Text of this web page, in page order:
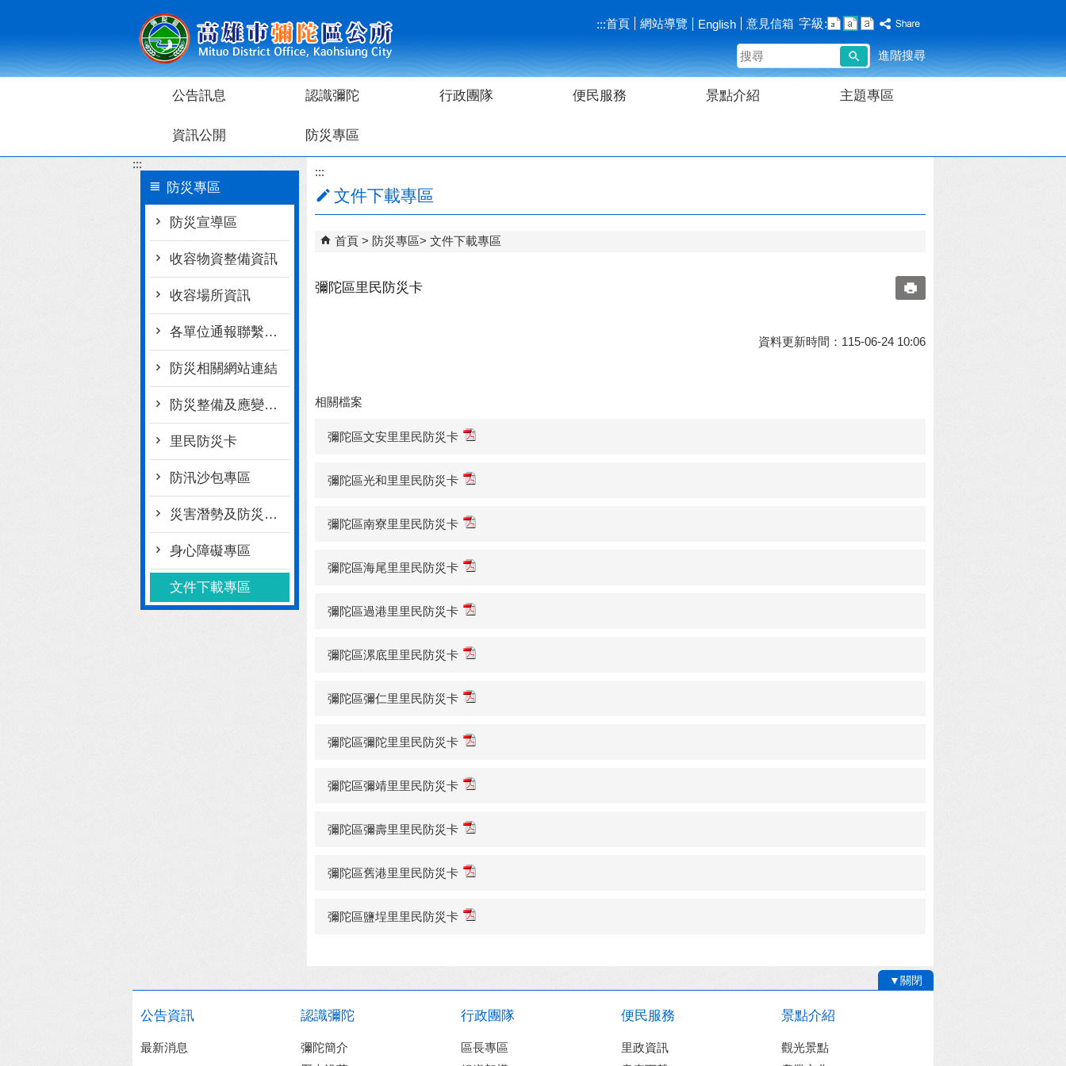
:::首頁 網站導覽 English 意見信箱 字級:
搜
尋
進階搜尋
公告訊息 認識彌陀 行政團隊 便民服務 景點介紹 主題專區
資訊公開 防災專區
:::
防災專區
防災宣導區
收容物資整備資訊
收容場所資訊
各單位通報聯繫窗口
防災相關網站連結
防災整備及應變作為
里民防災卡
防汛沙包專區
災害潛勢及防災地圖檔案
身心障礙專區
文件下載專區
:::
文件下載專區
首頁 防災專區 文件下載專區
彌陀區里民防災卡
資料更新時間：115-06-24 10:06
相關檔案
彌陀區文安里里民防災卡
彌陀區光和里里民防災卡
彌陀區南寮里里民防災卡
彌陀區海尾里里民防災卡
彌陀區過港里里民防災卡
彌陀區漯底里里民防災卡
彌陀區彌仁里里民防災卡
彌陀區彌陀里里民防災卡
彌陀區彌靖里里民防災卡
彌陀區彌壽里里民防災卡
彌陀區舊港里里民防災卡
彌陀區鹽埕里里民防災卡
▼關閉
公告資訊
最新消息
認識彌陀
彌陀簡介
行政團隊
區長專區
便民服務
里政資訊
景點介紹
觀光景點